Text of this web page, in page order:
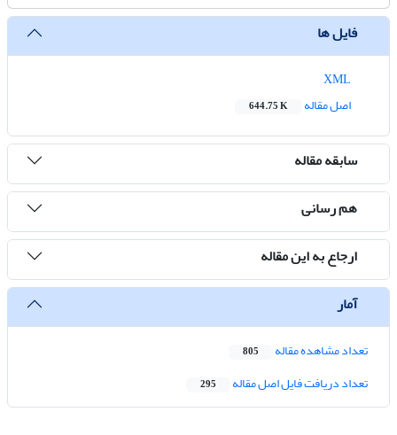
فایل ها
اصل مقاله
644.75 K
سابقه مقاله
هم رسانی
ارجاع به این مقاله
آمار
تعداد مشاهده مقاله 805
تعداد دریافت فایل اصل مقاله 295